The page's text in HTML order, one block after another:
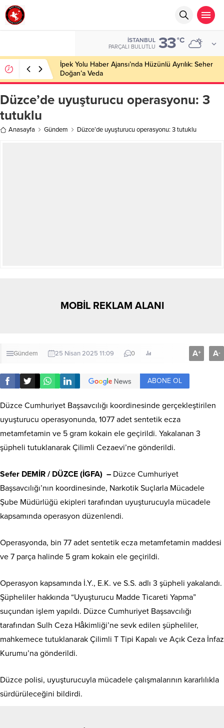
İSTANBUL
PARÇALI BULUTLU 33°C
İpek Yolu Haber Ajansı’nda Hüzünlü Ayrılık: Seher
Doğan’a Veda
Düzce’de uyuşturucu operasyonu: 3
tutuklu
Anasayfa Gündem Düzce’de uyuşturucu operasyonu: 3 tutuklu
MOBİL REKLAM ALANI
Gündem 25 Nisan 2025 11:09 0 A+ A-
ABONE OL
Düzce Cumhuriyet Başsavcılığı koordinesinde gerçekleştirilen
uyuşturucu operasyonunda, 1077 adet sentetik ecza
metamfetamin ve 5 gram kokain ele geçirildi. Yakalanan 3
şüpheli tutuklanarak Çilimli Cezaevi’ne gönderildi.
Sefer DEMİR / DÜZCE (İGFA) – Düzce Cumhuriyet
Başsavcılığı’nın koordinesinde, Narkotik Suçlarla Mücadele
Şube Müdürlüğü ekipleri tarafından uyuşturucuyla mücadele
kapsamında operasyon düzenlendi.
Operasyonda, bin 77 adet sentetik ecza metamfetamin maddesi
ve 7 parça halinde 5 gram kokain ele geçirildi.
Operasyon kapsamında İ.Y., E.K. ve S.S. adlı 3 şüpheli yakalandı.
Şüpheliler hakkında “Uyuşturucu Madde Ticareti Yapma”
suçundan işlem yapıldı. Düzce Cumhuriyet Başsavcılığı
tarafından Sulh Ceza Hâkimliği’ne sevk edilen şüpheliler,
mahkemece tutuklanarak Çilimli T Tipi Kapalı ve Açık Ceza İnfaz
Kurumu’na gönderildi.
Düzce polisi, uyuşturucuyla mücadele çalışmalarının kararlılıkla
sürdürüleceğini bildirdi.